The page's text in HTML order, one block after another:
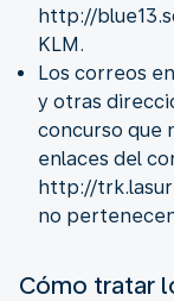
http://
KLM.
Los correos
y otras
concurso que
enlaces del
http://
no
Cómo tratar